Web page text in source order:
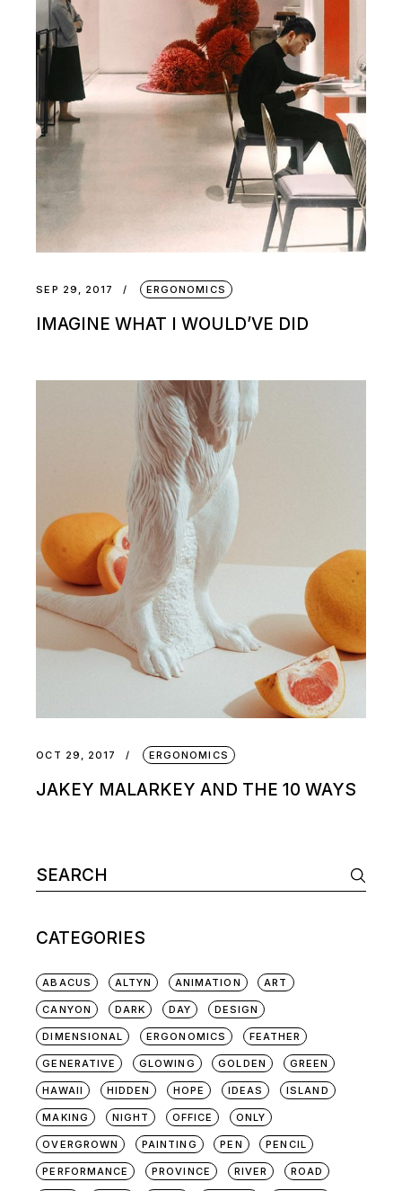
SEP 29, 2017 ERGONOMICS
IMAGINE WHAT I WOULD’VE DID
OCT 29, 2017 ERGONOMICS
JAKEY MALARKEY AND THE 10 WAYS
CATEGORIES
ABACUS ALTYN ANIMATION ART
CANYON DARK DAY DESIGN
DIMENSIONAL ERGONOMICS FEATHER
GENERATIVE GLOWING GOLDEN GREEN
HAWAII HIDDEN HOPE IDEAS ISLAND
MAKING NIGHT OFFICE ONLY
OVERGROWN PAINTING PEN PENCIL
PERFORMANCE PROVINCE RIVER ROAD